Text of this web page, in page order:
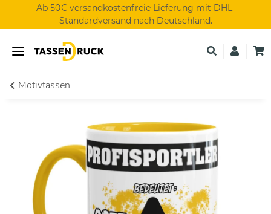
Ab 50€ versandkostenfreie Lieferung mit DHL-
Standardversand nach Deutschland.
Motivtassen